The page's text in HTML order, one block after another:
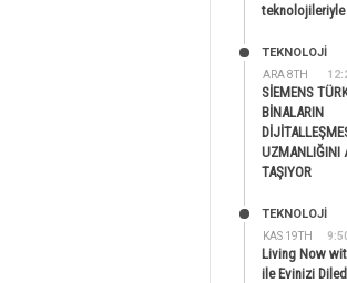
ARA 8TH
TEKNOLOJİ
SİEMENS
BİNALARIN
UZMANLIĞINI
TAŞIYOR
KAS 19TH
TEKNOLOJİ
Living Now
ile Evinizi